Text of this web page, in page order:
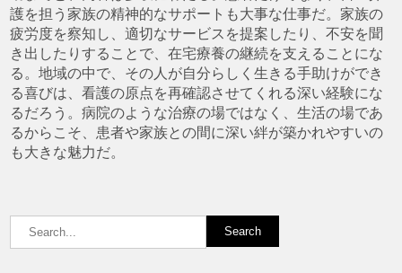
護を担う家族の精神的なサポートも大事な仕事だ。家族の
疲労度を察知し、適切なサービスを提案したり、不安を聞
き出したりすることで、在宅療養の継続を支えることにな
る。地域の中で、その人が自分らしく生きる手助けができ
る喜びは、看護の原点を再確認させてくれる深い経験にな
るだろう。病院のような治療の場ではなく、生活の場であ
るからこそ、患者や家族との間に深い絆が築かれやすいの
も大きな魅力だ。